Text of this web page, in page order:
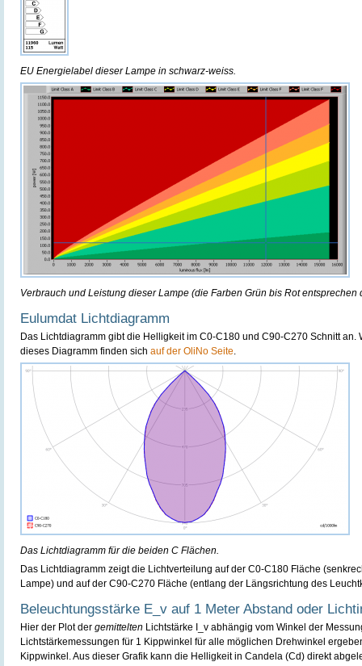
EU Energielabel dieser Lampe in schwarz-weiss.
Verbrauch und Leistung dieser Lampe (die Farben Grün bis Rot
Eulumdat Lichtdiagramm
Das Lichtdiagramm gibt die Helligkeit im C0-C180 und C90-C270 Schnitt an.
dieses Diagramm finden sich auf der OliNo Seite.
Das Lichtdiagramm für die beiden C Flächen.
Das Lichtdiagramm zeigt die Lichtverteilung auf der C0-C180 Fläche
Lampe) und auf der C90-C270 Fläche (entlang der Längsrichtung des
Beleuchtungsstärke E_v auf 1 Meter Abstand oder
Hier der Plot der gemittelten Lichtstärke I_v abhängig vom Winkel der
Lichtstärkemessungen für 1 Kippwinkel für alle möglichen Drehwinkel
Kippwinkel. Aus dieser Grafik kann die Helligkeit in Candela (Cd) direkt